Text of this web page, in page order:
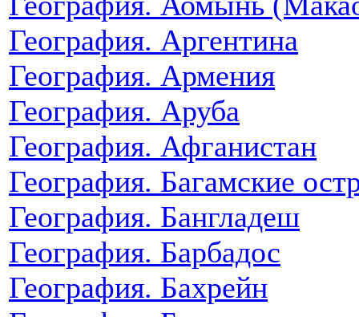
География. Аргентина
География. Армения
География. Аруба
География. Афганистан
География. Багамские
География. Бангладеш
География. Барбадос
География. Бахрейн